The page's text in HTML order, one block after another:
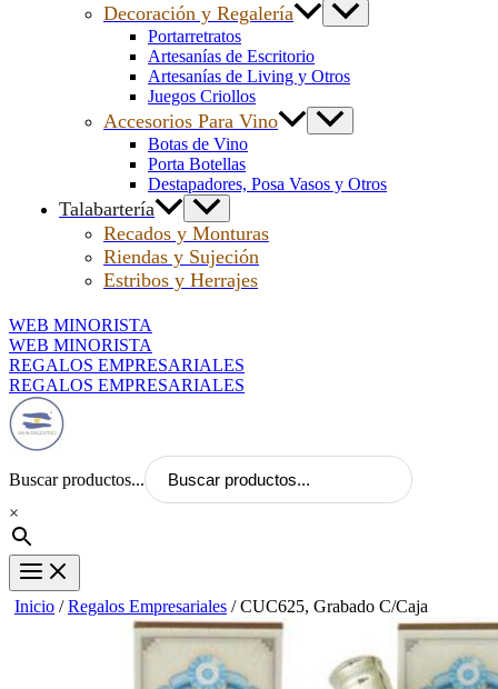
Decoración y Regalería
Portarretratos
Artesanías de Escritorio
Artesanías de Living y Otros
Juegos Criollos
Accesorios Para Vino
Botas de Vino
Porta Botellas
Destapadores, Posa Vasos y Otros
Talabartería
Recados y Monturas
Riendas y Sujeción
Estribos y Herrajes
WEB MINORISTA
WEB MINORISTA
REGALOS EMPRESARIALES
REGALOS EMPRESARIALES
Buscar productos...
×
Inicio /Regalos Empresariales / CUC625, Grabado C/Caja